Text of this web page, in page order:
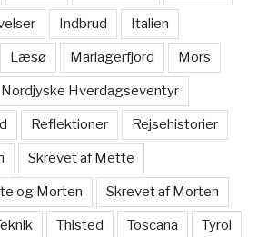
Indbrud Italien
Læsø Mariagerfjord Mors
Nordjyske Hverdagseventyr
Reflektioner Rejsehistorier
Skrevet af Mette
og Morten Skrevet af Morten
Thisted Toscana Tyrol